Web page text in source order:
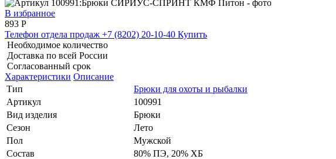
В избранное
893 Р
Телефон отдела продаж +7 (8202) 20-10-40 Купить
Необходимое количество
Доставка по всей России
Согласованный срок
Характеристики Описание
Тип
Брюки для охоты и рыбалки
Артикул
100991
Вид изделия
Брюки
Сезон
Лето
Пол
Мужской
Состав
80% ПЭ, 20% ХБ